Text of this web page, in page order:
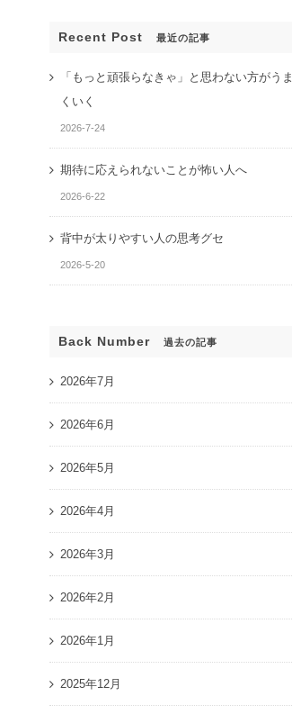
心理学を学んでも、変わらな
かる２つの質問
Recent Post 最近の記事
「もっと頑張らなきゃ」と思わない方がうま
くいく
2026-7-24
期待に応えられないことが怖い人へ
2026-6-22
背中が太りやすい人の思考グセ
2026-5-20
Back Number 過去の記事
2026年7月
2026年6月
2026年5月
2026年4月
2026年3月
2026年2月
2026年1月
2025年12月